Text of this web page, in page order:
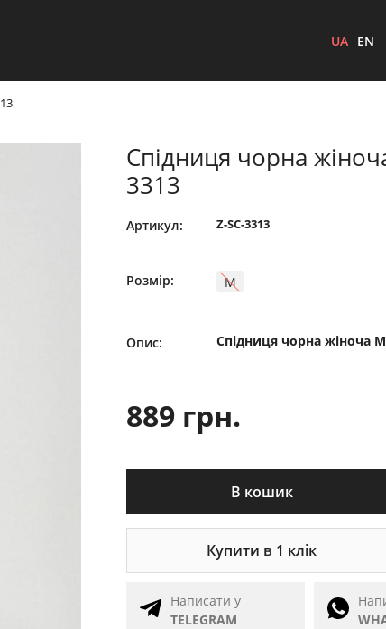
UA EN
Спідниця чорна
3313
Артикул: Z-SC-3313
Розмір: M
Опис: Спідниця чорна жіноча
889 грн.
В кошик
Купити в 1 клік
Написати у
TELEGRAM